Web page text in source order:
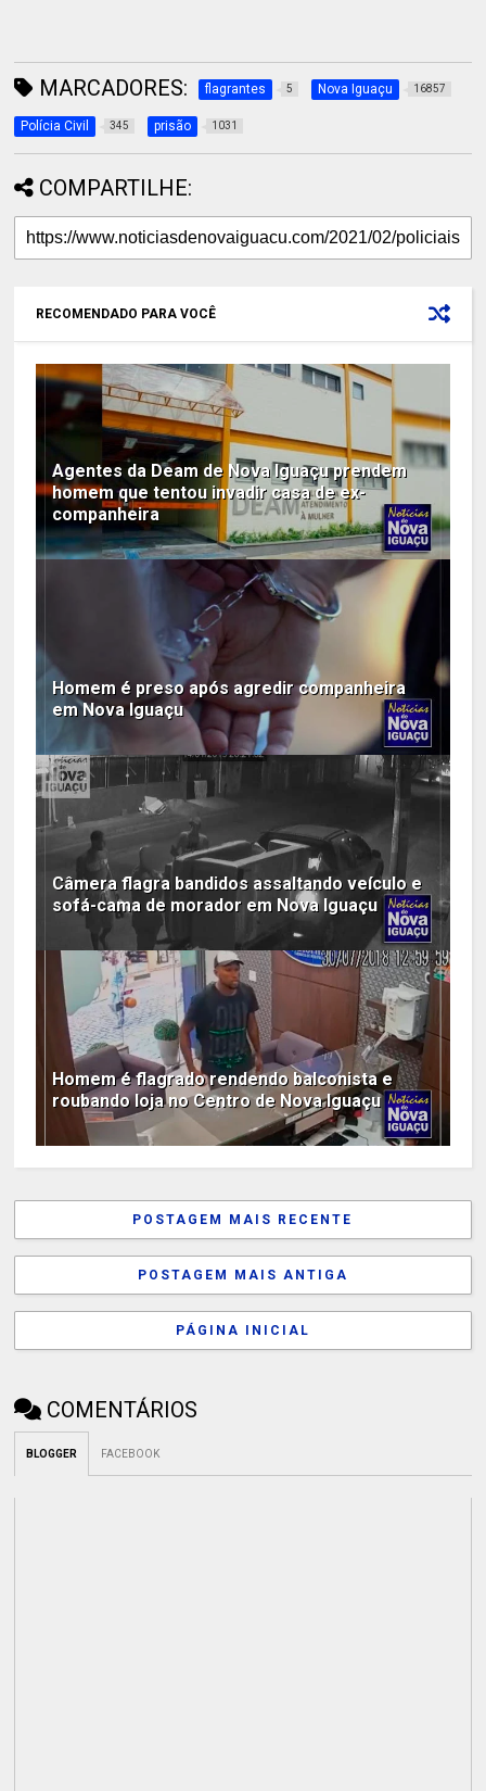
MARCADORES: flagrantes 5 Nova Iguaçu 16857
Polícia Civil 345 prisão 1031
COMPARTILHE:
RECOMENDADO PARA VOCÊ
Agentes da Deam de Nova Iguaçu prendem
homem que tentou invadir casa de ex-
companheira
Homem é preso após agredir companheira
em Nova Iguaçu
Câmera flagra bandidos assaltando veículo e
sofá-cama de morador em Nova Iguaçu
Homem é flagrado rendendo balconista e
roubando loja no Centro de Nova Iguaçu
POSTAGEM MAIS RECENTE
POSTAGEM MAIS ANTIGA
PÁGINA INICIAL
COMENTÁRIOS
BLOGGER FACEBOOK